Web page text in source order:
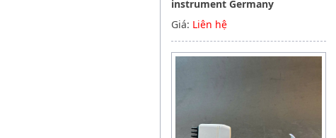
instrument Germany
Giá: Liên hệ